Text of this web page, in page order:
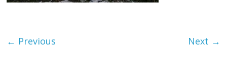
← Previous Next →